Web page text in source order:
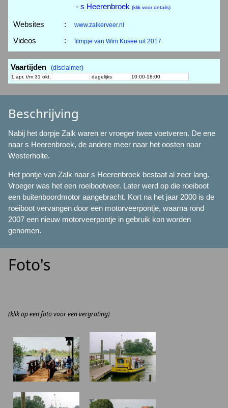
- s Heerenbroek (klik voor details)
Websites : www.zalkerveer.nl
Videos : filmpje van Wim Kusee uit 2017
Vaartijden (disclaimer)
1 apr. t/m 31 okt. : dagelijks 10:00-18:00
Beschrijving
Nabij het dorpje Zalk waren er vroeger twee voetveren. De ene
naar s Heerenbroek, de andere meer naar het oosten naar
Westerholte.
Het pontje van Zalk naar s Heerenbroek bestaat al zeer lang.
Vroeger was het een roeibootveer. Later werd op die roeiboot
een buitenboordmotor aangebracht. Kort na het jaar 2000 is de
roeiboot vervangen door een motorveerpontje, waarna rond
2007 een nieuw motorveerpontje in gebruik kon worden
genomen.
Foto's
(klik op een foto voor een vergroting)